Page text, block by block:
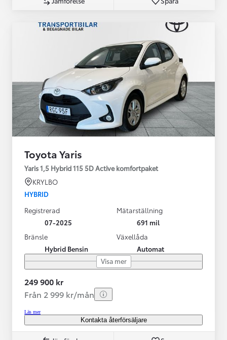
Toyota Yaris
Yaris 1,5 Hybrid 115 5D Active komfortpaket
KRYLBO
HYBRID
Registrerad
07-2025
Mätarställning
691 mil
Bränsle
Hybrid Bensin
Växellåda
Automat
Visa mer
249 900 kr
Från 2 999 kr/mån
Läs mer
Kontakta återförsäljare